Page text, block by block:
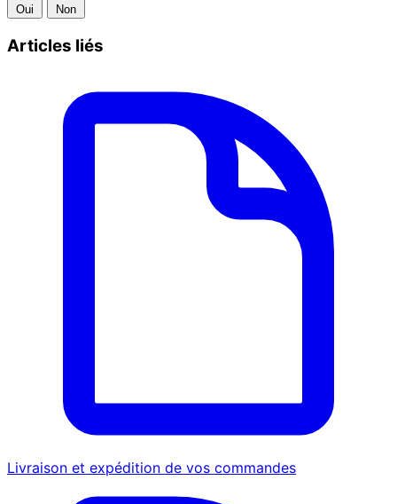
Oui Non
Articles liés
Livraison et expédition de vos commandes